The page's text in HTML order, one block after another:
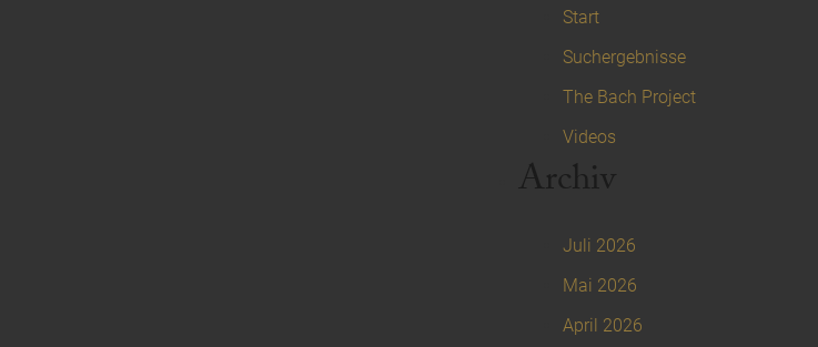
Start
Suchergebnisse
The Bach Project
Videos
Archiv
Juli 2026
Mai 2026
April 2026